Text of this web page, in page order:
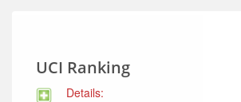
UCI Ranking
Details: